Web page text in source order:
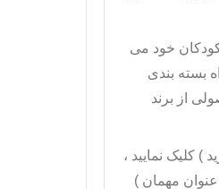
کودکان خود می
بسته بندی
) کليک نماييد ،
مهمان )